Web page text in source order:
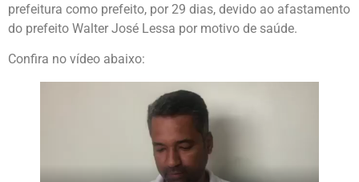
prefeitura como prefeito, por 29 dias, devido ao afastamento
do prefeito Walter José Lessa por motivo de saúde.
Confira no vídeo abaixo: